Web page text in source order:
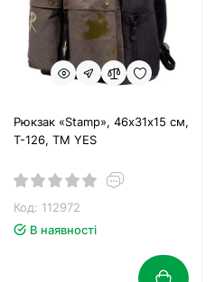
Рюкзак «Stamp», 46х31х15 см,
T-126, ТМ YES
Код: 112972
В наявності